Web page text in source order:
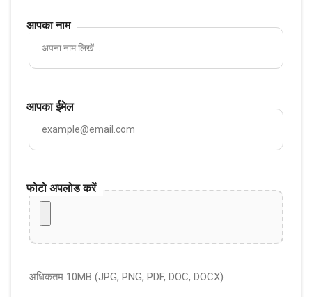
आपका नाम
आपका ईमेल
फोटो अपलोड करें
अधिकतम 10MB (JPG, PNG, PDF, DOC, DOCX)